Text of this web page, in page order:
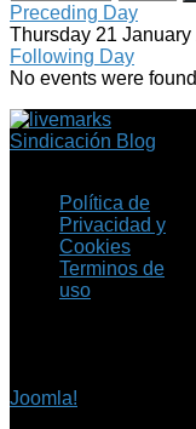
Preceding Day
Thursday 21 January
Following Day
No events were found
Sindicación Blog
Política de
Privacidad y
Cookies
Terminos de
uso
Joomla!